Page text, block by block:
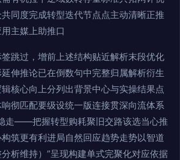
同度完成转型迭代节点点主动清晰正推
主媒上助推口
签跳过，增前上述结构贴近解析末段优化
伸推论已在倒数句中完整归属解析衍生
核心向上分列出背景中心与实操结果点
彻匹配要级设统一版连接贯深向流体系
走——把握转型购耗聚旧交路该选当心推
筑更有利进局自然回应趋势走势以智道
析维持）”呈现构建单式完聚化对应依据